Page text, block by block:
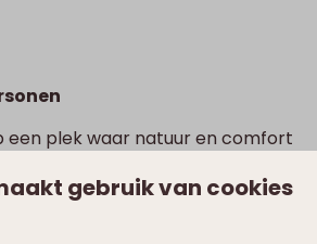
een plek waar natuur en comfort
smart-tv opent via dubbele deuren
compleet ingericht, en aan de
gebruik van cookies